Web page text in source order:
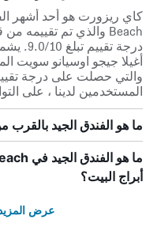
درجة
أغيلا جيجو اوسيانو سويت
المستخدمين لدينا ، على
ما هو الفندق الجيد بالقرب
أبراج البيت؟
عرض